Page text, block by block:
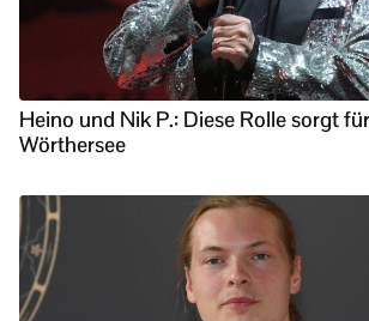
Heino und Nik P.: Diese Rolle sorgt
Wörthersee